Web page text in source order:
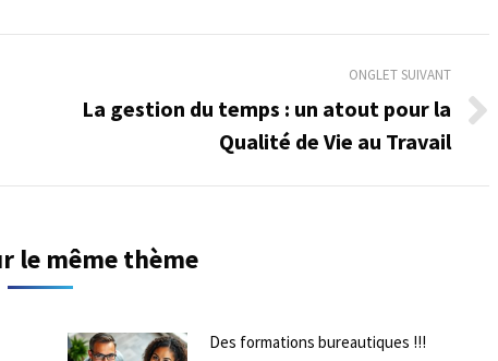
ONGLET SUIVANT
Onglet
La gestion du temps : un atout pour la
Qualité de Vie au Travail
le même thème
Des formations bureautiques !!!